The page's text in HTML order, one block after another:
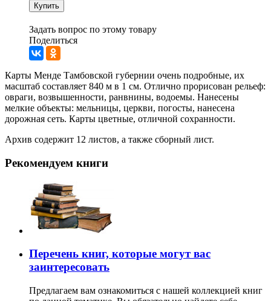
Купить
Задать вопрос по этому товару
Поделиться
Карты Менде Тамбовской губернии очень подробные, их
масштаб составляет 840 м в 1 см. Отлично прорисован рельеф:
овраги, возвышенности, ранвнины, водоемы. Нанесены
мелкие объекты: мельницы, церкви, погосты, нанесена
дорожная сеть. Карты цветные, отличной сохранности.
Архив содержит 12 листов, а также сборный лист.
Рекомендуем книги
Перечень книг, которые могут вас
заинтересовать
Предлагаем вам ознакомиться с нашей коллекцией книг